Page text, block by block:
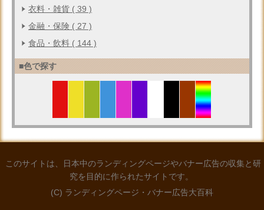
衣料・雑貨 ( 39 )
金融・保険 ( 27 )
食品・飲料 ( 144 )
■色で探す
このサイトは、日本中のランディングページやバナー広告の収集と研
究を目的に作られたサイトです。
(C) ランディングページ・バナー広告大百科